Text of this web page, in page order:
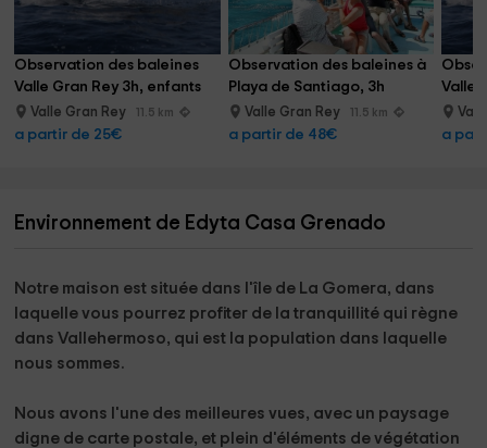
Observation des baleines
Valle Gran Rey 3h, enfants
Valle Gran Rey 11.5 km
a partir de 25€
Observation des baleines à
Playa de Santiago, 3h
Valle Gran Rey 11.5 km
a partir de 48€
Valle
a
Environnement de Edyta Casa Grenado
Notre maison est située dans l'île de La Gomera, dans
laquelle vous pourrez profiter de la tranquillité qui règne
dans Vallehermoso, qui est la population dans laquelle
nous sommes.
Nous avons l'une des meilleures vues, avec un paysage
digne de carte postale, et plein d'éléments de végétation